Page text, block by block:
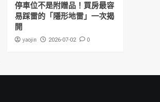
停車位不是附贈品！買房最容
易踩雷的「隱形地雷」一次揭
開
yaojin 2026-07-02 0